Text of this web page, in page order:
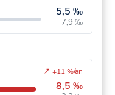
5,5 ‰
7,9 ‰
8,5 ‰
↗ +11 %/an